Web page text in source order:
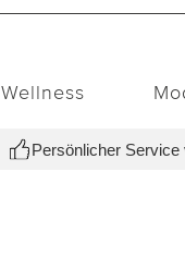
Wellness
Persönlicher